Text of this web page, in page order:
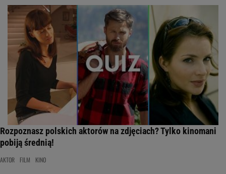
Rozpoznasz polskich aktorów na zdjęciach? Tylko kinomani
pobiją średnią!
AKTOR FILM KINO